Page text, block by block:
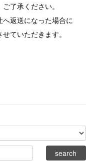
了承ください。
返送になった場合に
ていただきます。